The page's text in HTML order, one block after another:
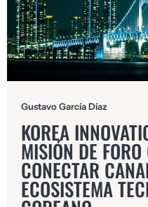
Gustavo García Díaz
KOREA
MISIÓN DE
CONECTAR
ECOSISTEMA